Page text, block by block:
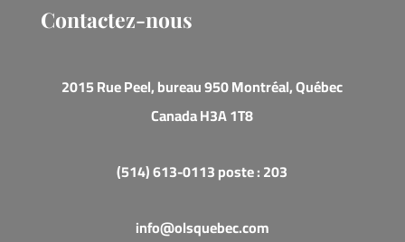
Contactez-nous
2015 Rue Peel, bureau 950 Montréal, Québec
Canada H3A 1T8
(514) 613-0113 poste : 203
info@olsquebec.com